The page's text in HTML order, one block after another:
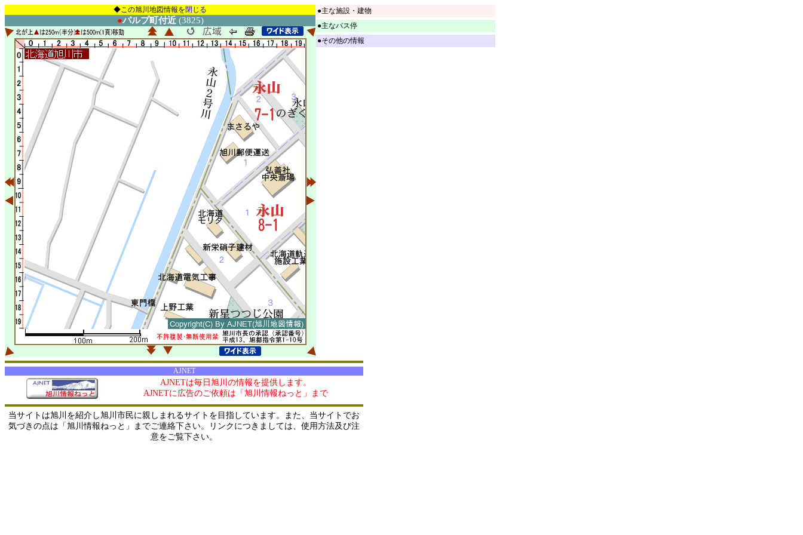
◆この旭川地図情報を閉じる
●パルプ町付近(3825)
●主な施設・建物
●主なバス停
●その他の情報
AJNET
AJNETは毎日旭川の情報を提供します。
AJNETに広告のご依頼は「旭川情報ねっと」まで
当サイトは旭川を紹介し旭川市民に親しまれるサイトを目指しています。また、当サイトでお
気づきの点は「旭川情報ねっと」までご連絡下さい。リンクにつきましては、使用方法及び注
意をご覧下さい。